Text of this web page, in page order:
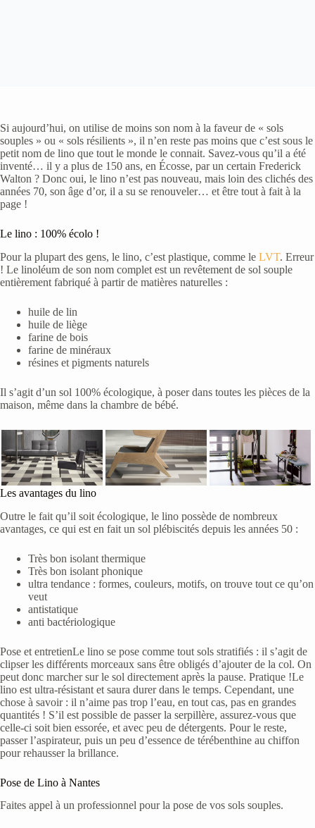
Si aujourd’hui, on utilise de moins son nom à la faveur de « sols
souples » ou « sols résilients », il n’en reste pas moins que c’est sous le
petit nom de lino que tout le monde le connait. Savez-vous qu’il a été
inventé… il y a plus de 150 ans, en Écosse, par un certain Frederick
Walton ? Donc oui, le lino n’est pas nouveau, mais loin des clichés des
années 70, son âge d’or, il a su se renouveler… et être tout à fait à la
page !
Le lino : 100% écolo !
Pour la plupart des gens, le lino, c’est plastique, comme le LVT. Erreur
! Le linoléum de son nom complet est un revêtement de sol souple
entièrement fabriqué à partir de matières naturelles :
huile de lin
huile de liège
farine de bois
farine de minéraux
résines et pigments naturels
Il s’agit d’un sol 100% écologique, à poser dans toutes les pièces de la
maison, même dans la chambre de bébé.
Les avantages du lino
Outre le fait qu’il soit écologique, le lino possède de nombreux
avantages, ce qui est en fait un sol plébiscités depuis les années 50 :
Très bon isolant thermique
Très bon isolant phonique
ultra tendance : formes, couleurs, motifs, on trouve tout ce qu’on
veut
antistatique
anti bactériologique
Pose et entretienLe lino se pose comme tout sols stratifiés : il s’agit de
clipser les différents morceaux sans être obligés d’ajouter de la col. On
peut donc marcher sur le sol directement après la pause. Pratique !Le
lino est ultra-résistant et saura durer dans le temps. Cependant, une
chose à savoir : il n’aime pas trop l’eau, en tout cas, pas en grandes
quantités ! S’il est possible de passer la serpillère, assurez-vous que
celle-ci soit bien essorée, et avec peu de détergents. Pour le reste,
passer l’aspirateur, puis un peu d’essence de térébenthine au chiffon
pour rehausser la brillance.
Pose de Lino à Nantes
Faites appel à un professionnel pour la pose de vos sols souples.